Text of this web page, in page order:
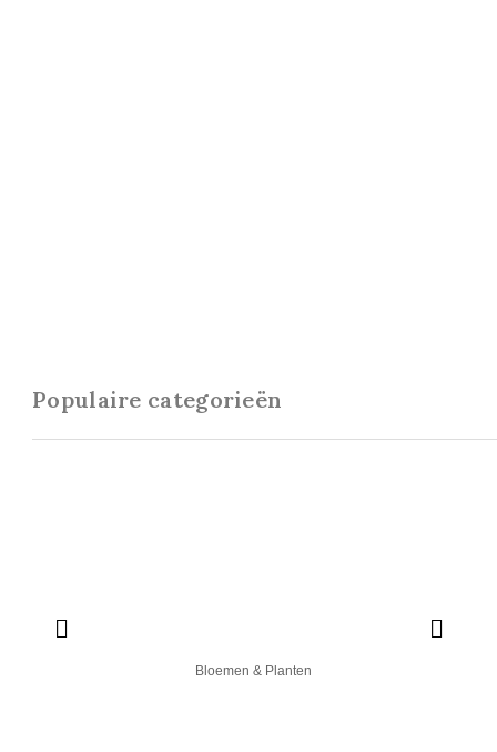
Populaire categorieën
Bloemen & Planten